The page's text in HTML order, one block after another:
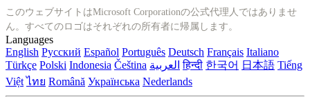
このウェブサイトはMicrosoft Corporationの公式代理人ではありませ
ん。すべてのロゴはそれぞれの所有者に帰属します。
Languages
English Русский Español Português Deutsch Français Italiano
Türkçe Polski Indonesia Čeština العربية हिन्दी 한국어 日本語 Tiếng
Việt ไทย Română Українська Nederlands